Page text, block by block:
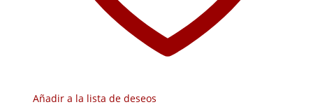
Añadir a la lista de deseos